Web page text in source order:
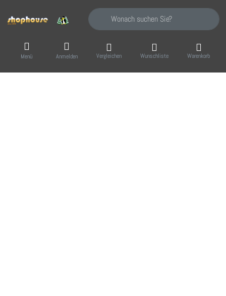
Geben Sie einen Suchbegriff ein. Während
Menü Anmelden Vergleichen Wunschliste Warenkorb